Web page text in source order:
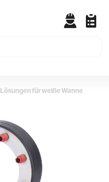
Lösungen für weiße Wanne